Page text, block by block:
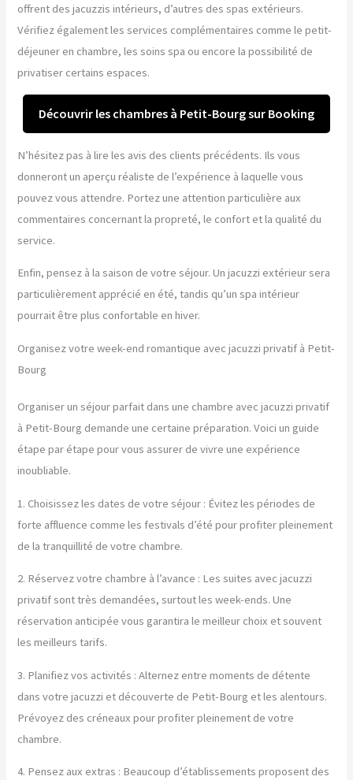
offrent des jacuzzis intérieurs, d’autres des spas extérieurs.
Vérifiez également les services complémentaires comme le petit-
déjeuner en chambre, les soins spa ou encore la possibilité de
privatiser certains espaces.
Découvrir les chambres à Petit-Bourg sur Booking
N’hésitez pas à lire les avis des clients précédents. Ils vous
donneront un aperçu réaliste de l’expérience à laquelle vous
pouvez vous attendre. Portez une attention particulière aux
commentaires concernant la propreté, le confort et la qualité du
service.
Enfin, pensez à la saison de votre séjour. Un jacuzzi extérieur sera
particulièrement apprécié en été, tandis qu’un spa intérieur
pourrait être plus confortable en hiver.
Organisez votre week-end romantique avec jacuzzi privatif à Petit-
Bourg
Organiser un séjour parfait dans une chambre avec jacuzzi privatif
à Petit-Bourg demande une certaine préparation. Voici un guide
étape par étape pour vous assurer de vivre une expérience
inoubliable.
1. Choisissez les dates de votre séjour : Évitez les périodes de
forte affluence comme les festivals d’été pour profiter pleinement
de la tranquillité de votre chambre.
2. Réservez votre chambre à l’avance : Les suites avec jacuzzi
privatif sont très demandées, surtout les week-ends. Une
réservation anticipée vous garantira le meilleur choix et souvent
les meilleurs tarifs.
3. Planifiez vos activités : Alternez entre moments de détente
dans votre jacuzzi et découverte de Petit-Bourg et les alentours.
Prévoyez des créneaux pour profiter pleinement de votre
chambre.
4. Pensez aux extras : Beaucoup d’établissements proposent des